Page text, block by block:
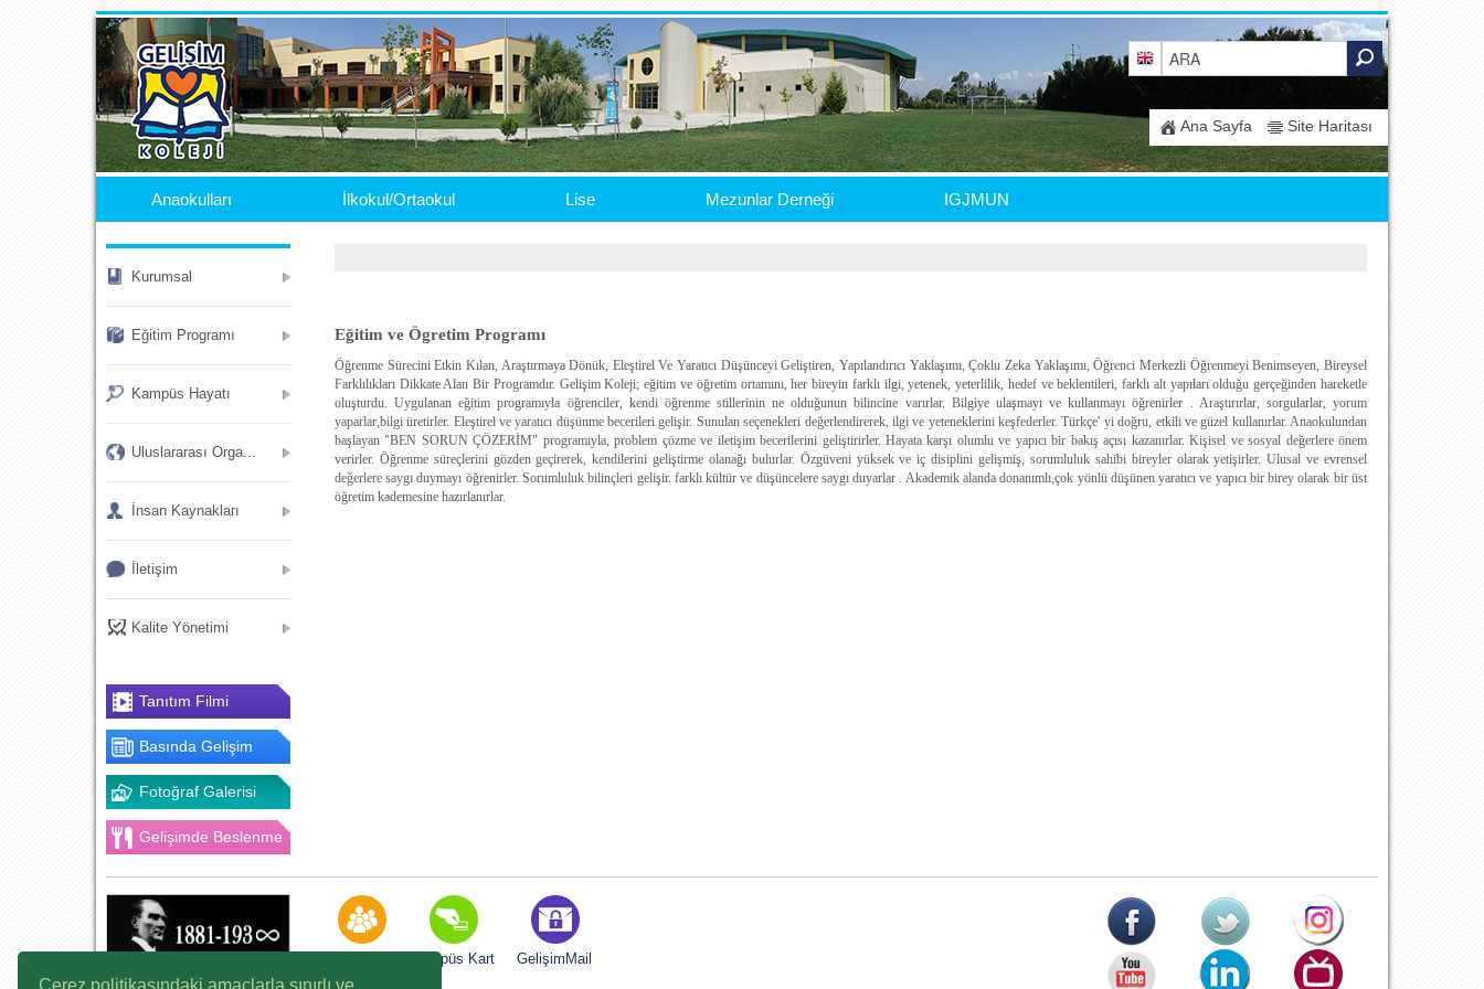
Çerez politikasındaki amaçlarla sınırlı ve
.
Ana Sayfa Site Haritası
Anaokulları İlkokul/Ortaokul Lise Mezunlar Derneği IGJMUN
Kurumsal
Eğitim Programı
Kampüs Hayatı
Uluslararası Orga...
İnsan Kaynakları
İletişim
Kalite Yönetimi
Tanıtım Filmi
Basında Gelişim
Fotoğraf Galerisi
Gelişimde Beslenme
Eğitim ve Ögretim Programı
Öğrenme Sürecini Etkin Kılan, Araştırmaya Dönük, Eleştirel Ve Yaratıcı Düşünceyi Geliştiren, Yapılandırıcı Yaklaşımı, Çoklu Zeka Yaklaşımı, Öğrenci Merkezli Öğrenmeyi Benimseyen, Bireysel
Farklılıkları Dikkate Alan Bir Programdır. Gelişim Koleji; eğitim ve öğretim ortamını, her bireyin farklı ilgi, yetenek, yeterlilik, hedef ve beklentileri, farklı alt yapıları olduğu gerçeğinden hareketle
oluşturdu. Uygulanan eğitim programıyla öğrenciler, kendi öğrenme stillerinin ne olduğunun bilincine varırlar. Bilgiye ulaşmayı ve kullanmayı öğrenirler . Araştırırlar, sorgularlar, yorum
yaparlar,bilgi üretirler. Eleştirel ve yaratıcı düşünme becerileri gelişir. Sunulan seçenekleri değerlendirerek, ilgi ve yeteneklerini keşfederler. Türkçe' yi doğru, etkili ve güzel kullanırlar. Anaokulundan
başlayan "BEN SORUN ÇÖZERİM" programıyla, problem çözme ve iletişim becerilerini geliştirirler. Hayata karşı olumlu ve yapıcı bir bakış açısı kazanırlar. Kişisel ve sosyal değerlere önem
verirler. Öğrenme süreçlerini gözden geçirerek, kendilerini geliştirme olanağı bulurlar. Özgüveni yüksek ve iç disiplini gelişmiş, sorumluluk sahibi bireyler olarak yetişirler. Ulusal ve evrensel
değerlere saygı duymayı öğrenirler. Sorumluluk bilinçleri gelişir. farklı kültür ve düşüncelere saygı duyarlar . Akademik alanda donanımlı,çok yönlü düşünen yaratıcı ve yapıcı bir birey olarak bir üst
öğretim kademesine hazırlanırlar.
Kampüs Kart GelişimMail